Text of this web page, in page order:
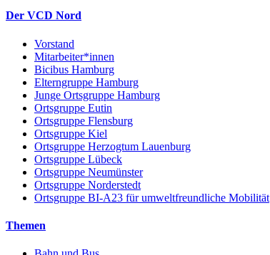
Der VCD Nord
Vorstand
Mitarbeiter*innen
Bicibus Hamburg
Elterngruppe Hamburg
Junge Ortsgruppe Hamburg
Ortsgruppe Eutin
Ortsgruppe Flensburg
Ortsgruppe Kiel
Ortsgruppe Herzogtum Lauenburg
Ortsgruppe Lübeck
Ortsgruppe Neumünster
Ortsgruppe Norderstedt
Ortsgruppe BI-A23 für umweltfreundliche Mobilität
Themen